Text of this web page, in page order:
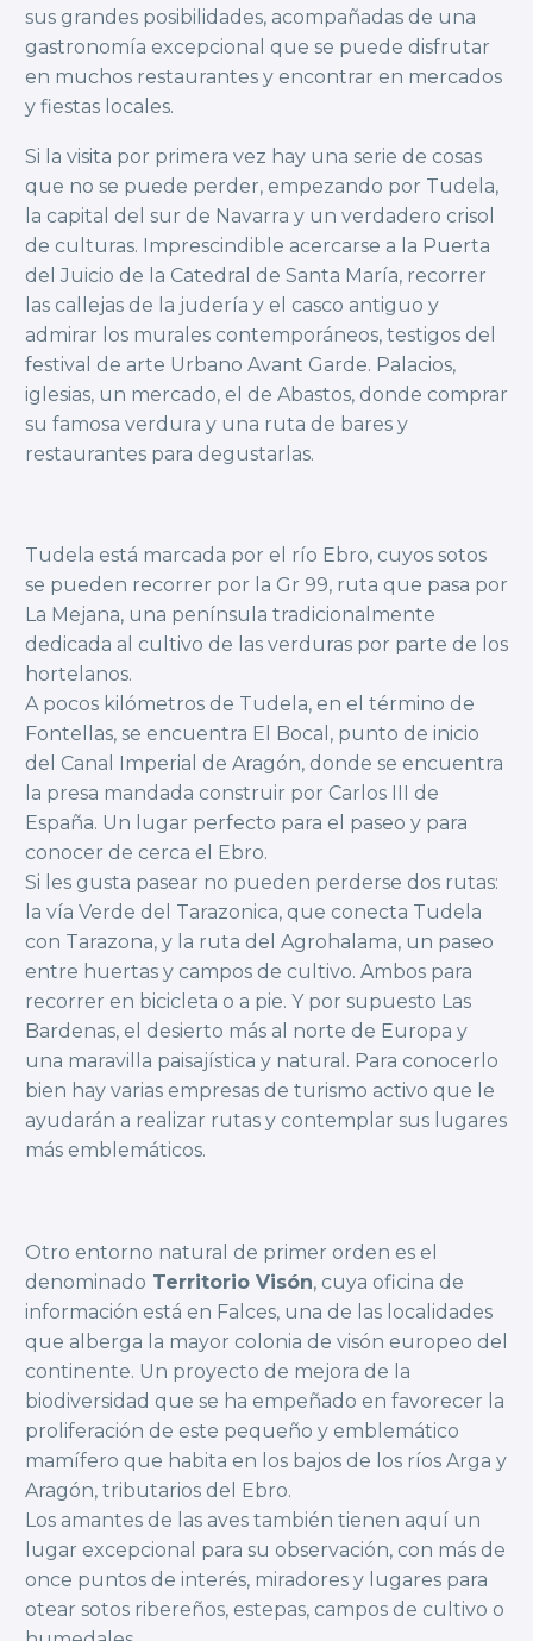
sus grandes posibilidades, acompañadas de una
gastronomía excepcional que se puede disfrutar
en muchos restaurantes y encontrar en mercados
y fiestas locales.
Si la visita por primera vez hay una serie de cosas
que no se puede perder, empezando por Tudela,
la capital del sur de Navarra y un verdadero crisol
de culturas. Imprescindible acercarse a la Puerta
del Juicio de la Catedral de Santa María, recorrer
las callejas de la judería y el casco antiguo y
admirar los murales contemporáneos, testigos del
festival de arte Urbano Avant Garde. Palacios,
iglesias, un mercado, el de Abastos, donde comprar
su famosa verdura y una ruta de bares y
restaurantes para degustarlas.
Tudela está marcada por el río Ebro, cuyos sotos
se pueden recorrer por la Gr 99, ruta que pasa por
La Mejana, una península tradicionalmente
dedicada al cultivo de las verduras por parte de los
hortelanos.
A pocos kilómetros de Tudela, en el término de
Fontellas, se encuentra El Bocal, punto de inicio
del Canal Imperial de Aragón, donde se encuentra
la presa mandada construir por Carlos III de
España. Un lugar perfecto para el paseo y para
conocer de cerca el Ebro.
Si les gusta pasear no pueden perderse dos rutas:
la vía Verde del Tarazonica, que conecta Tudela
con Tarazona, y la ruta del Agrohalama, un paseo
entre huertas y campos de cultivo. Ambos para
recorrer en bicicleta o a pie. Y por supuesto Las
Bardenas, el desierto más al norte de Europa y
una maravilla paisajística y natural. Para conocerlo
bien hay varias empresas de turismo activo que le
ayudarán a realizar rutas y contemplar sus lugares
más emblemáticos.
Otro entorno natural de primer orden es el
denominado Territorio Visón, cuya oficina de
información está en Falces, una de las localidades
que alberga la mayor colonia de visón europeo del
continente. Un proyecto de mejora de la
biodiversidad que se ha empeñado en favorecer la
proliferación de este pequeño y emblemático
mamífero que habita en los bajos de los ríos Arga y
Aragón, tributarios del Ebro.
Los amantes de las aves también tienen aquí un
lugar excepcional para su observación, con más de
once puntos de interés, miradores y lugares para
otear sotos ribereños, estepas, campos de cultivo o